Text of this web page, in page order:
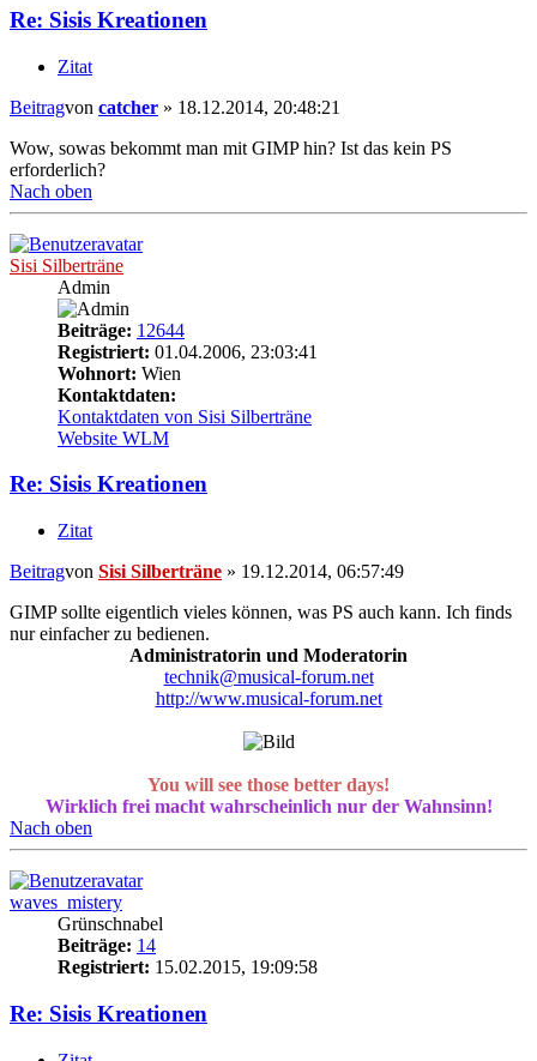
Re: Sisis Kreationen
Zitat
Beitragvon catcher » 18.12.2014, 20:48:21
Wow, sowas bekommt man mit GIMP hin? Ist das kein PS
erforderlich?
Nach oben
Sisi Silberträne
Admin
Beiträge: 12644
Registriert: 01.04.2006, 23:03:41
Wohnort: Wien
Kontaktdaten:
Kontaktdaten von Sisi Silberträne
Website WLM
Re: Sisis Kreationen
Zitat
Beitragvon Sisi Silberträne » 19.12.2014, 06:57:49
GIMP sollte eigentlich vieles können, was PS auch kann. Ich finds
nur einfacher zu bedienen.
Administratorin und Moderatorin
technik@musical-forum.net
http://www.musical-forum.net
You will see those better days!
Wirklich frei macht wahrscheinlich nur der Wahnsinn!
Nach oben
waves_mistery
Grünschnabel
Beiträge: 14
Registriert: 15.02.2015, 19:09:58
Re: Sisis Kreationen